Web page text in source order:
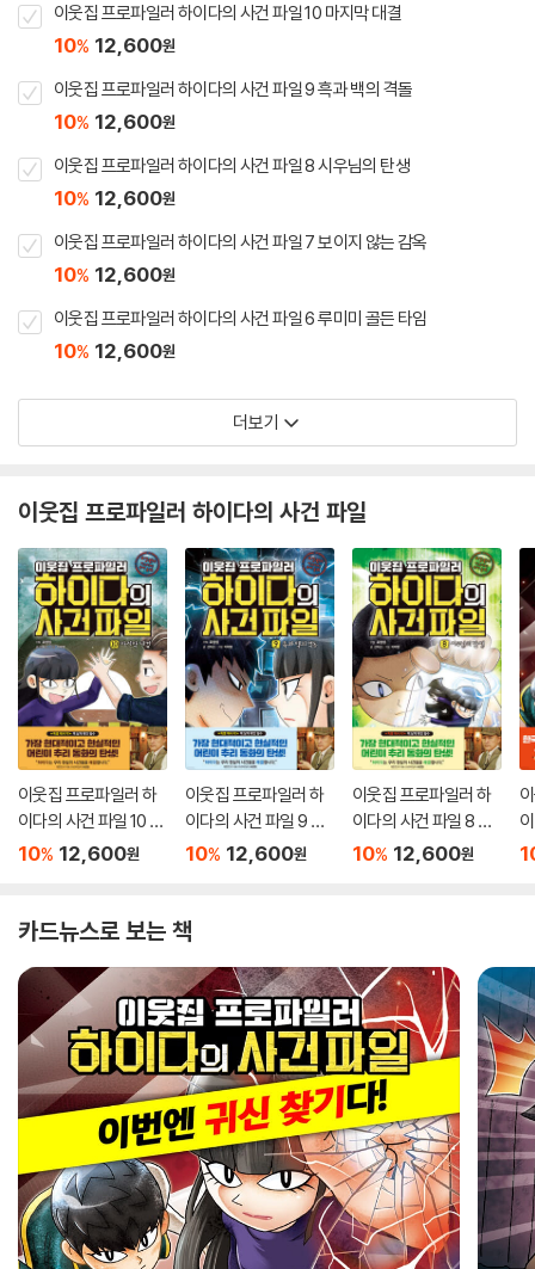
이웃집 프로파일러 하이다의 사건 파일 10 마지막 대결
10% 12,600원
이웃집 프로파일러 하이다의 사건 파일 9 흑과 백의 격돌
10% 12,600원
이웃집 프로파일러 하이다의 사건 파일 8 시우님의 탄생
10% 12,600원
이웃집 프로파일러 하이다의 사건 파일 7 보이지 않는 감옥
10% 12,600원
이웃집 프로파일러 하이다의 사건 파일 6 루미미 골든 타임
10% 12,600원
더보기
이웃집 프로파일러 하이다의 사건 파일
이웃집 프로파일러 하
이다의 사건 파일 10 마
지막 대결
10% 12,600원
이웃집 프로파일러 하
이다의 사건 파일 9 흑
과 백의 격돌
10% 12,600원
이웃집 프로파일러 하
이다의 사건 파일 8 시
우님의 탄생
10% 12,600원
카드뉴스로 보는 책